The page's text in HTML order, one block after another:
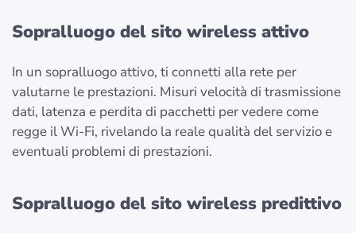
Sopralluogo del sito wireless attivo
In un sopralluogo attivo, ti connetti alla rete per
valutarne le prestazioni. Misuri velocità di trasmissione
dati, latenza e perdita di pacchetti per vedere come
regge il Wi-Fi, rivelando la reale qualità del servizio e
eventuali problemi di prestazioni.
Sopralluogo del sito wireless predittivo